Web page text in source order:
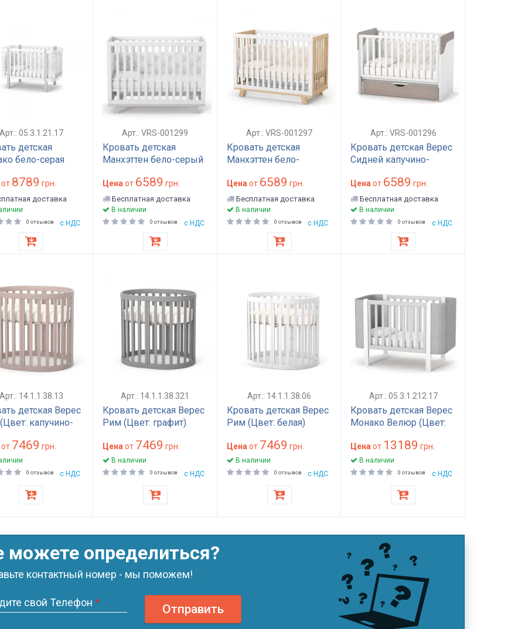
Арт.: 05.3.1.21.17
детская
бело-серая
от 8789 грн.
доставка
0 отзывов с НДС
Арт.: VRS-001299
Кровать детская
Манхэттен бело-серый
Цена от 6589 грн.
Бесплатная доставка
В наличии
0 отзывов с НДС
Арт.: VRS-001297
Кровать детская
Манхэттен бело-
Цена от 6589 грн.
Бесплатная доставка
В наличии
0 отзывов с НДС
Арт.: VRS-001296
Кровать детская Верес
Сидней капучино-
Цена от 6589 грн.
Бесплатная доставка
В наличии
0 отзывов с НДС
Арт.: 14.1.1.38.13
детская Верес
капучино-
от 7469 грн.
0 отзывов с НДС
Арт.: 14.1.1.38.321
Кровать детская Верес
Рим (Цвет: графит)
Цена от 7469 грн.
В наличии
0 отзывов с НДС
Арт.: 14.1.1.38.06
Кровать детская Верес
Рим (Цвет: белая)
Цена от 7469 грн.
В наличии
0 отзывов с НДС
Арт.: 05.3.1.212.17
Кровать детская Верес
Монако Велюр (Цвет:
Цена от 13189 грн.
В наличии
0 отзывов с НДС
можете определиться?
контактный номер - мы поможем!
свой Телефон * Отправить